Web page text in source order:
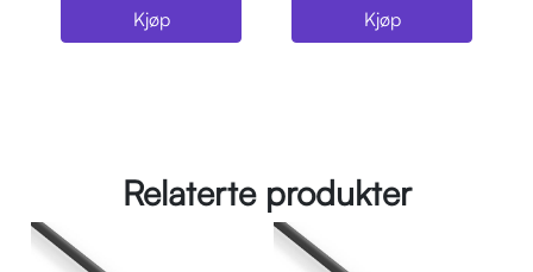
Kjøp Kjøp
Relaterte produkter